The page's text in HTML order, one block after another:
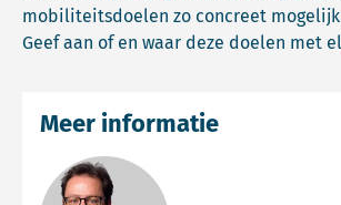
mobiliteitsdoelen zo concreet
Geef aan of en waar deze doelen met
Meer informatie